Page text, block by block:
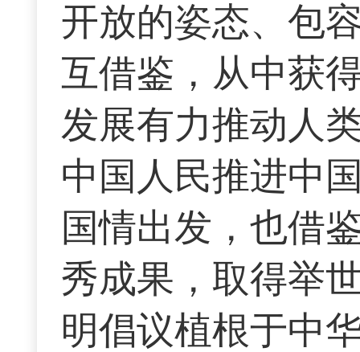
开放的姿态、包
互借鉴，从中获
发展有力推动人
中国人民推进中
国情出发，也借
秀成果，取得举
明倡议植根于中